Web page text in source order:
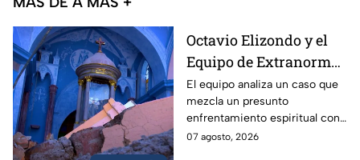
Octavio Elizondo y el
Equipo de Extranormal
investigan el colapso
de un templo y una
presunta batalla
espiritual
El equipo analiza un caso que
mezcla un presunto
enfrentamiento espiritual con
el derrumbe de un histórico
07 agosto, 2026